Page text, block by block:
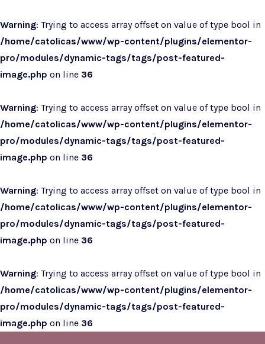
Warning: Trying to access array offset on value of type bool in
/home/catolicas/www/wp-content/plugins/elementor-
pro/modules/dynamic-tags/tags/post-featured-
image.php on line 36
Warning: Trying to access array offset on value of type bool in
/home/catolicas/www/wp-content/plugins/elementor-
pro/modules/dynamic-tags/tags/post-featured-
image.php on line 36
Warning: Trying to access array offset on value of type bool in
/home/catolicas/www/wp-content/plugins/elementor-
pro/modules/dynamic-tags/tags/post-featured-
image.php on line 36
Warning: Trying to access array offset on value of type bool in
/home/catolicas/www/wp-content/plugins/elementor-
pro/modules/dynamic-tags/tags/post-featured-
image.php on line 36